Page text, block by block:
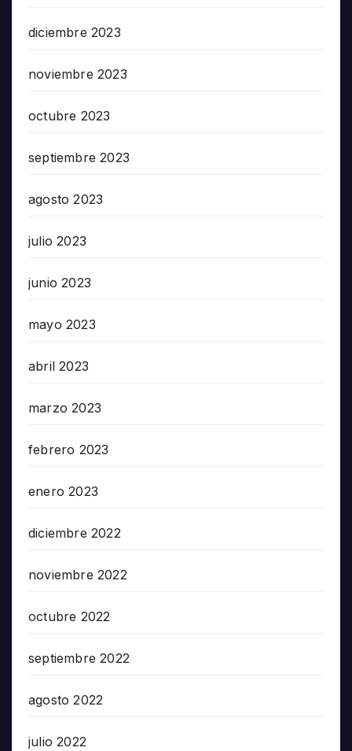
diciembre 2023
noviembre 2023
octubre 2023
septiembre 2023
agosto 2023
julio 2023
junio 2023
mayo 2023
abril 2023
marzo 2023
febrero 2023
enero 2023
diciembre 2022
noviembre 2022
octubre 2022
septiembre 2022
agosto 2022
julio 2022